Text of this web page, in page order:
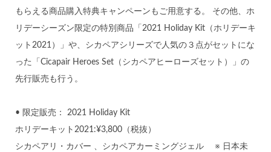
もらえる商品購入特典キャンペーンもご用意する。 その他、ホ
リデーシーズン限定の特別商品「2021 Holiday Kit（ホリデーキ
ット2021）」や、シカペアシリーズで人気の３点がセットにな
った「Cicapair Heroes Set（シカペアヒーローズセット）」の
先行販売も行う。
• 限定販売： 2021 Holiday Kit
ホリデーキット2021:¥3,800（税抜）
シカペアリ・カバー 、シカペアカーミングジェル ※ 日本未